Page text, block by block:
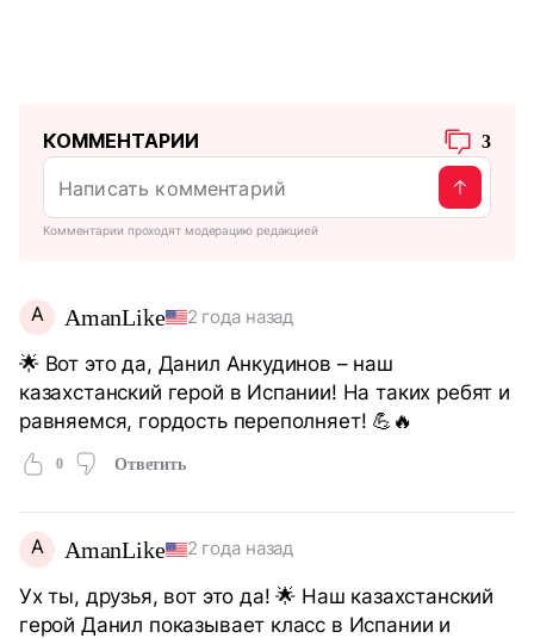
КОММЕНТАРИИ 3
Комментарии проходят модерацию редакцией
A AmanLike 2 года назад
🌟 Вот это да, Данил Анкудинов – наш
казахстанский герой в Испании! На таких ребят и
равняемся, гордость переполняет! 💪🔥
0 Ответить
A AmanLike 2 года назад
Ух ты, друзья, вот это да! 🌟 Наш казахстанский
герой Данил показывает класс в Испании и